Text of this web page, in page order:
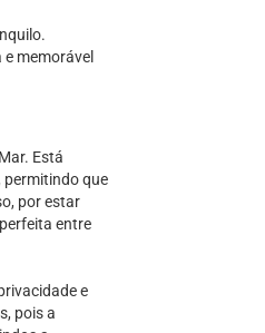
memorável
Está
permitindo que
por estar
entre
e
pois a